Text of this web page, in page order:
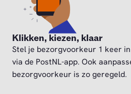
Klikken, kiezen, klaar
Stel je bezorgvoorkeur 1 keer
via de PostNL-app. Ook
bezorgvoorkeur is zo geregeld.